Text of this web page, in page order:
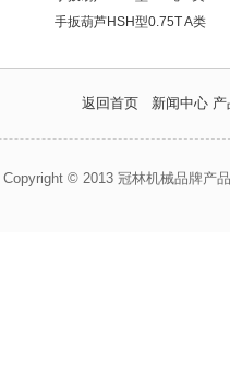
手扳葫芦HSH型0.75T A类
返回首页 新闻中心
Copyright © 2013 冠林机械品牌